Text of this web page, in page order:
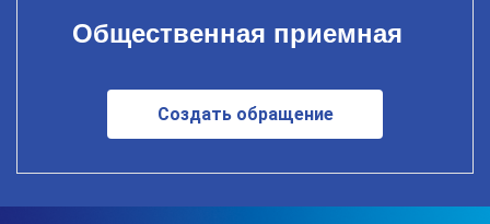
Общественная приемная
Создать обращение